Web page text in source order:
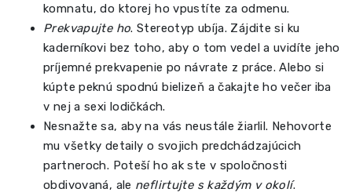
komnatu, do ktorej ho vpustíte za odmenu.
Prekvapujte ho. Stereotyp ubíja. Zájdite si ku
kaderníkovi bez toho, aby o tom vedel a uvidíte jeho
príjemné prekvapenie po návrate z práce. Alebo si
kúpte peknú spodnú bielizeň a čakajte ho večer iba
v nej a sexi lodičkách.
Nesnažte sa, aby na vás neustále žiarlil. Nehovorte
mu všetky detaily o svojich predchádzajúcich
partneroch. Poteší ho ak ste v spoločnosti
obdivovaná, ale neflirtujte s každým v okolí.